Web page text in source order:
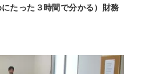
った３時間で分かる）財務